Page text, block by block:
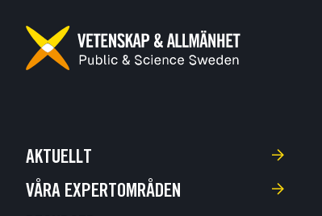
AKTUELLT
VÅRA EXPERTOMRÅDEN